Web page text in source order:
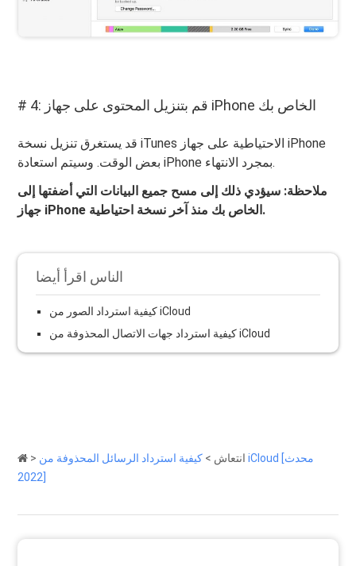
# 4: قم بتنزيل المحتوى على جهاز iPhone الخاص بك
قد يستغرق تنزيل نسخة iTunes الاحتياطية على جهاز iPhone
بعض الوقت. وسيتم استعادة iPhone بمجرد الانتهاء.
ملاحظة: سيؤدي ذلك إلى مسح جميع البيانات التي أضفتها إلى
جهاز iPhone الخاص بك منذ آخر نسخة احتياطية.
الناس اقرأ أيضا
كيفية استرداد الصور من iCloud
كيفية استرداد جهات الاتصال المحذوفة من iCloud
> انتعاش > كيفية استرداد الرسائل المحذوفة من iCloud [محدث